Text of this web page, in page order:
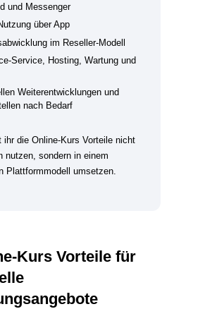
und Messenger
über App
im Reseller-Modell
Service, Hosting, Wartung und
Weiterentwicklungen und
nach Bedarf
ihr die Online-Kurs Vorteile nicht
nutzen, sondern in einem
Plattformmodell umsetzen.
Kurs Vorteile für